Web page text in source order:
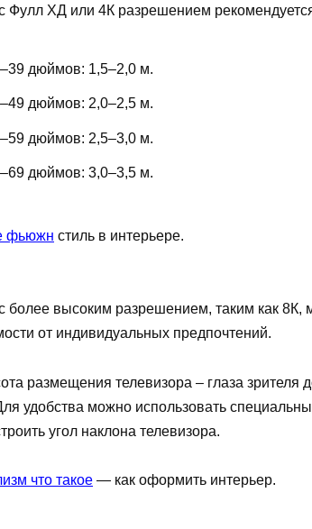
Фулл ХД или 4К разрешением
дюймов: 1,5–2,0 м.
дюймов: 2,0–2,5 м.
дюймов: 2,5–3,0 м.
дюймов: 3,0–3,5 м.
фьюжн стиль в интерьере.
более высоким разрешением, таким как 8К,
от индивидуальных предпочтений.
размещения телевизора – глаза зрителя
удобства можно использовать
угол наклона телевизора.
что такое — как оформить интерьер.